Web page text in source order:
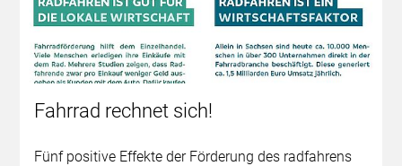
Fahrrad rechnet sich!
Fünf positive Effekte der Förderung des radfahrens